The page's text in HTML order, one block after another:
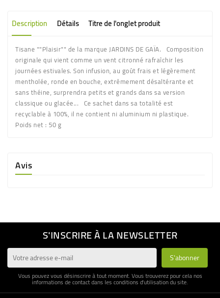
Description Détails Titre de l'onglet produit
Tisane ""Plaisir"" de la marque JARDINS DE GAÏA. Composition
originale qui vient comme un vent citronné rafraîchir les
journées estivales. Son infusion, au goût frais et légèrement
mentholée, ronde en bouche, extrêmement désaltérante et
sans théine, surprendra petits et grands dans sa version
classique ou glacée... Ce sachet dans sa totalité est
recyclable à 100%, il ne contient ni aluminium ni plastique.
Poids net : 50 g
Avis
S'INSCRIRE À LA NEWSLETTER
Vous pouvez vous désinscrire à tout moment. Vous trouverez pour cela nos
informations de contact dans les conditions d'utilisation du site.